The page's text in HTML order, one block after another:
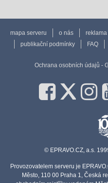
mapa serveru o nás reklama
publikační podmínky
FAQ
Ochrana osobních údajů -
© EPRAVO.CZ, a.s.
Provozovatelem serveru je
Město, 110 00 Praha 1, Česká